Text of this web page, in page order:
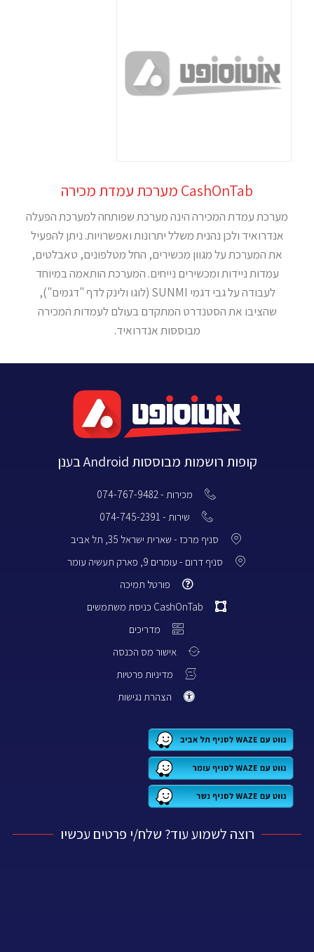
CashOnTab מערכת עמדת מכירה
מערכת עמדת המכירה הינה מערכת שפותחה למערכת הפעלה
אנדרואיד ולכן נהנית משלל יתרונות ואפשרויות. ניתן להפעיל
את המערכת על מגוון מכשירים, החל מטלפונים, טאבלטים,
עמדות ניידות ומכשירים נייחים. המערכת הותאמה במיוחד
לעבודה על גבי דגמי SUNMI (לוגו ולינק לדף "דגמים"),
שהציבו את הסטנדרט המתקדם בעולם לעמדות המכירה
מבוססות אנדרואיד.
קופות רושמות מבוססות Android בענן
מכירות - 074-767-9482
שירות - 074-745-2391
סניף מרכז - שארית ישראל 35, תל אביב
סניף דרום - עומרים 9, פארק תעשיה עומר
פורטל תמיכה
CashOnTab כניסת משתמשים
מדריכים
אישור מס הכנסה
מדיניות פרטיות
הצהרת נגישות
רוצה לשמוע עוד? שלח/י פרטים עכשיו